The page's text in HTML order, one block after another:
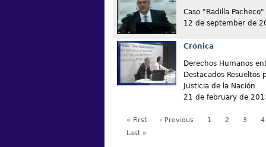
Caso "Radilla Pacheco"
12 de september de
Crónica
Derechos Humanos
Destacados Resueltos
Justicia de la Nación
21 de february de
« First ‹ Previous 1 2 3
4
Last »